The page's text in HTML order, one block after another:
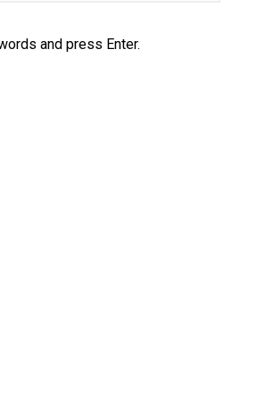
and press Enter.